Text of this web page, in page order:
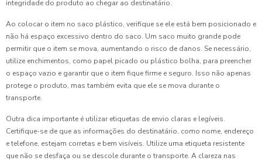
integridade do produto ao chegar ao destinatário.
Ao colocar o item no saco plástico, verifique se ele está bem posicionado e
não há espaço excessivo dentro do saco. Um saco muito grande pode
permitir que o item se mova, aumentando o risco de danos. Se necessário,
utilize enchimentos, como papel picado ou plástico bolha, para preencher
o espaço vazio e garantir que o item fique firme e seguro. Isso não apenas
protege o produto, mas também evita que ele se mova durante o
transporte.
Outra dica importante é utilizar etiquetas de envio claras e legíveis.
Certifique-se de que as informações do destinatário, como nome, endereço
e telefone, estejam corretas e bem visíveis. Utilize uma etiqueta resistente
que não se desfaça ou se descole durante o transporte. A clareza nas